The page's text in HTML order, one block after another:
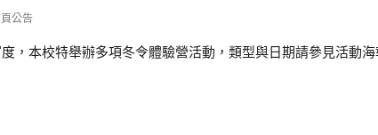
公告
，本校特舉辦多項冬令體驗營活動，類型與日期請參見活動海